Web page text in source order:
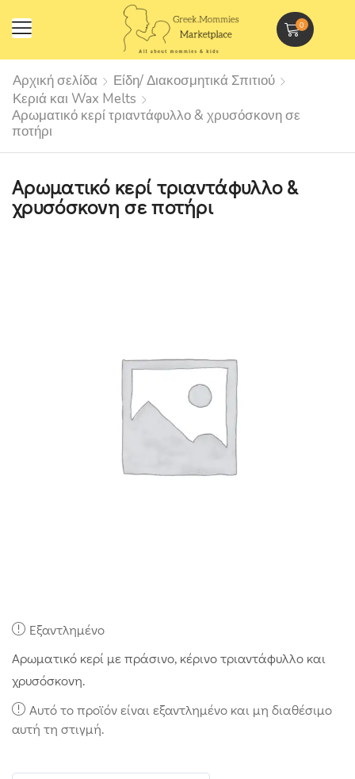
0
Αρχική σελίδα
Είδη/ Διακοσμητικά Σπιτιού
Κεριά και Wax Melts
Αρωματικό κερί τριαντάφυλλο & χρυσόσκονη σε
ποτήρι
Αρωματικό κερί τριαντάφυλλο &
χρυσόσκονη σε ποτήρι
Εξαντλημένο
Αρωματικό κερί με πράσινο, κέρινο τριαντάφυλλο και
χρυσόσκονη.
Αυτό το προϊόν είναι εξαντλημένο και μη διαθέσιμο
αυτή τη στιγμή.